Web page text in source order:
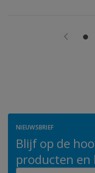
NIEUWSBRIEF
Blijf op de
producten en